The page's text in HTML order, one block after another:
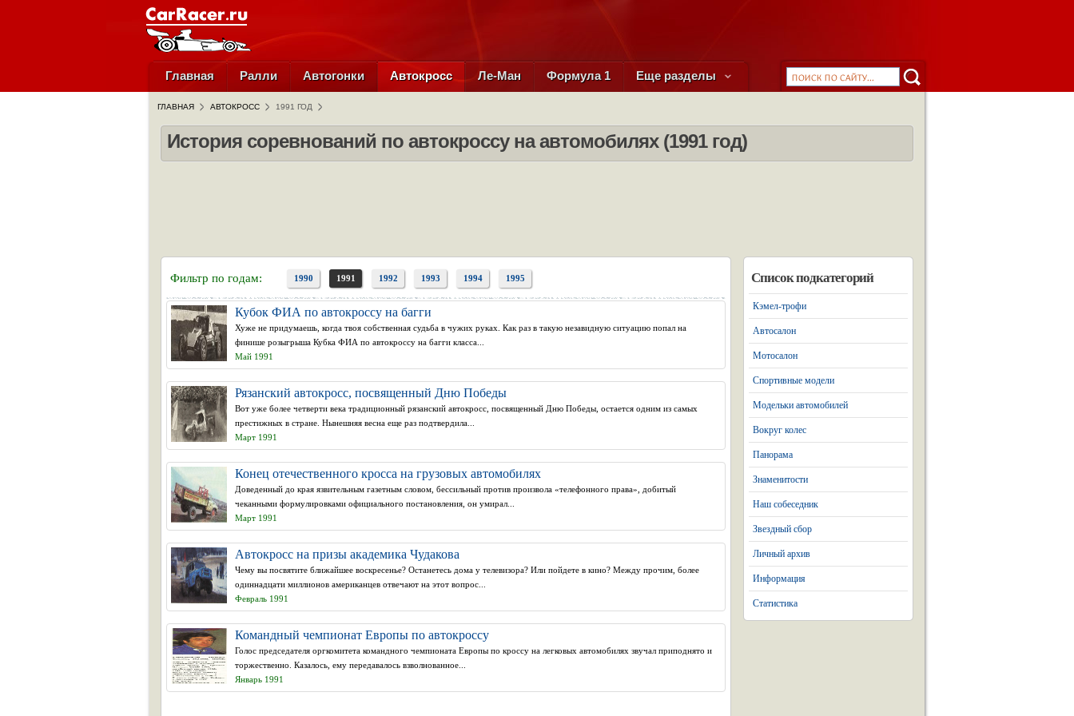
Главная Ралли Автогонки Автокросс Ле-Ман Формула 1 Еще разделы
ГЛАВНАЯ АВТОКРОСС 1991 ГОД
История соревнований по автокроссу на автомобилях (1991 год)
Фильтр по годам: 1990 1991 1992 1993 1994 1995
Кубок ФИА по автокроссу на багги
Хуже не придумаешь, когда твоя собственная судьба в чужих руках. Как раз в такую незавидную ситуацию попал на
финише розыгрыша Кубка ФИА по автокроссу на багги класса...
Май 1991
Рязанский автокросс, посвященный Дню Победы
Вот уже более четверти века традиционный рязанский автокросс, посвященный Дню Победы, остается одним из самых
престижных в стране. Нынешняя весна еще раз подтвердила...
Март 1991
Конец отечественного кросса на грузовых автомобилях
Доведенный до края язвительным газетным словом, бессильный против произвола «телефонного права», добитый
чеканными формулировками официального постановления, он умирал...
Март 1991
Автокросс на призы академика Чудакова
Чему вы посвятите ближайшее воскресенье? Останетесь дома у телевизора? Или пойдете в кино? Между прочим, более
одиннадцати миллионов американцев отвечают на этот вопрос...
Февраль 1991
Командный чемпионат Европы по автокроссу
Голос председателя оргкомитета командного чемпионата Европы по кроссу на легковых автомобилях звучал приподнято и
торжественно. Казалось, ему передавалось взволнованное...
Январь 1991
Список подкатегорий
Кэмел-трофи
Автосалон
Мотосалон
Спортивные модели
Модельки автомобилей
Вокруг колес
Панорама
Знаменитости
Наш собеседник
Звездный сбор
Личный архив
Информация
Статистика